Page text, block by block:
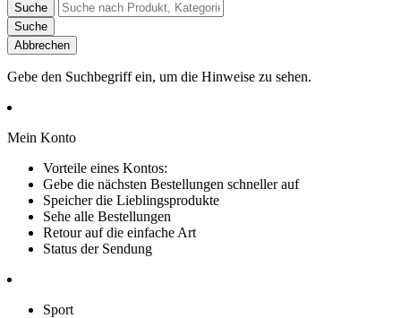
Suche
Suche
Abbrechen
Gebe den Suchbegriff ein, um die Hinweise zu sehen.
Mein Konto
Vorteile eines Kontos:
Gebe die nächsten Bestellungen schneller auf
Speicher die Lieblingsprodukte
Sehe alle Bestellungen
Retour auf die einfache Art
Status der Sendung
Sport